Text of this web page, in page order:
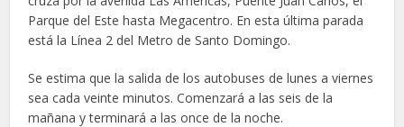
Parque del Este hasta Megacentro. En esta última parada
está la Línea 2 del Metro de Santo Domingo.
Se estima que la salida de los autobuses de lunes a viernes
sea cada veinte minutos. Comenzará a las seis de la
mañana y terminará a las once de la noche.